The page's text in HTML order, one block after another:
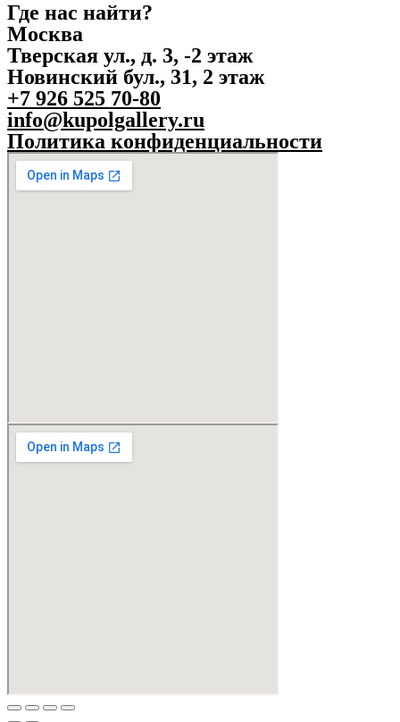
Где нас найти?
Москва
Тверская ул., д. 3, -2 этаж
Новинский бул., 31, 2 этаж
+7 926 525 70-80
info@kupolgallery.ru
Политика конфиденциальности